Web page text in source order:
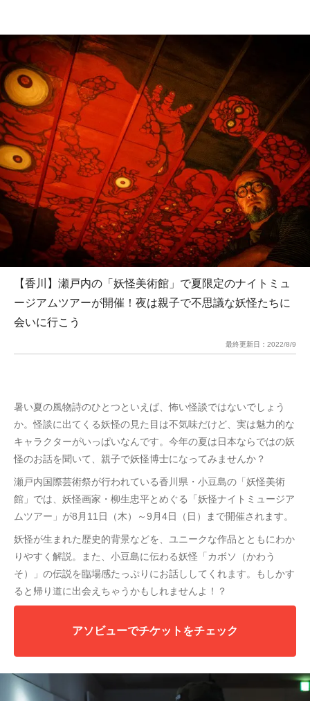
【香川】瀬戸内の「妖怪美術館」で夏限定のナイトミュ
ージアムツアーが開催！夜は親子で不思議な妖怪たちに
会いに行こう
最終更新日： 2022/8/9
暑い夏の風物詩のひとつといえば、怖い怪談ではないでしょう
か。怪談に出てくる妖怪の見た目は不気味だけど、実は魅力的な
キャラクターがいっぱいなんです。今年の夏は日本ならではの妖
怪のお話を聞いて、親子で妖怪博士になってみませんか？
瀬戸内国際芸術祭が行われている香川県・小豆島の「妖怪美術
館」では、妖怪画家・柳生忠平とめぐる「妖怪ナイトミュージア
ムツアー」が8月11日（木）～9月4日（日）まで開催されます。
妖怪が生まれた歴史的背景などを、ユニークな作品とともにわか
りやすく解説。また、小豆島に伝わる妖怪「カボソ（かわう
そ）」の伝説を臨場感たっぷりにお話ししてくれます。もしかす
ると帰り道に出会えちゃうかもしれませんよ！？
アソビューでチケットをチェック